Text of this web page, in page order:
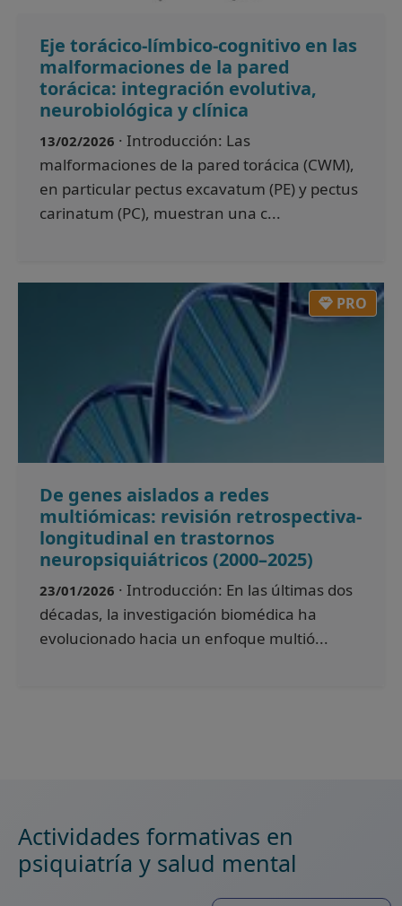
Eje torácico-límbico-cognitivo en las
malformaciones de la pared
torácica: integración evolutiva,
neurobiológica y clínica
13/02/2026 · Introducción: Las
malformaciones de la pared torácica (CWM),
en particular pectus excavatum (PE) y pectus
carinatum (PC), muestran una c...
PRO
De genes aislados a redes
multiómicas: revisión retrospectiva-
longitudinal en trastornos
neuropsiquiátricos (2000–2025)
23/01/2026 · Introducción: En las últimas dos
décadas, la investigación biomédica ha
evolucionado hacia un enfoque multió...
Actividades formativas en
psiquiatría y salud mental